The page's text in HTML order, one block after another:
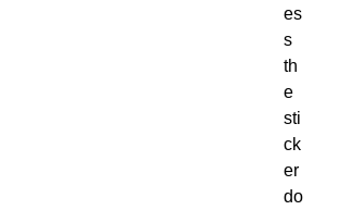
es
s
th
e
sti
ck
er
do